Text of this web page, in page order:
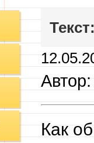
Как